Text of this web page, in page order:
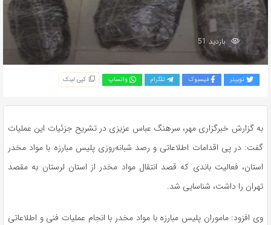
بازدید 51
توییتر فیسبوک تلگرام واتساپ کپی لینک
به گزارش خبرگزاری مهر، سرهنگ عباس عزیزی در تشریح جزئیات این عملیات
گفت: در پی اقدامات اطلاعاتی و رصد شبانه‌روزی پلیس مبارزه با مواد مخدر
استان، فعالیت باندی که قصد انتقال مواد مخدر از استان لرستان به مقصد
تهران را داشت، شناسایی شد.
وی افزود: ماموران پلیس مبارزه با مواد مخدر با انجام عملیات فنی و اطلاعاتی